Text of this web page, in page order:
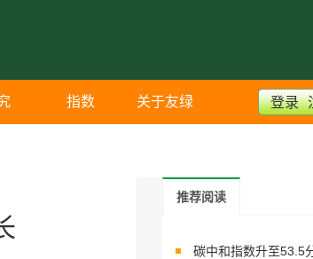
指数 关于友绿 登录
推荐阅读
碳中和指数升至53.5